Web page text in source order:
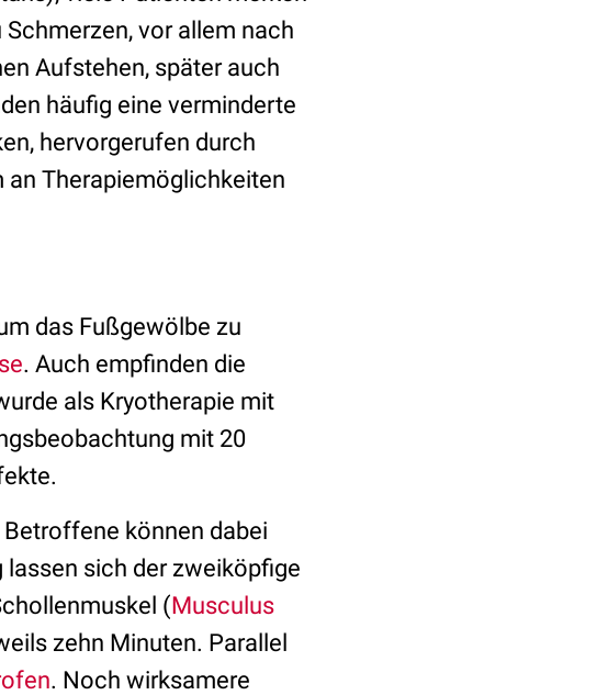
vor allem nach
Aufstehen, später auch
häufig eine verminderte
hervorgerufen durch
an Therapiemöglichkeiten
das Fußgewölbe zu
. Auch empfinden die
als Kryotherapie mit
mit 20
können dabei
sich der zweiköpfige
(Musculus
zehn Minuten. Parallel
. Noch wirksamere